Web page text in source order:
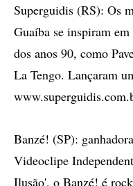
Superguidis (RS): Os
Guaíba se inspiram
dos anos 90, como
La Tengo. Lançaram
Banzé! (SP):
Videoclipe
Ilusão', o Banzé! é